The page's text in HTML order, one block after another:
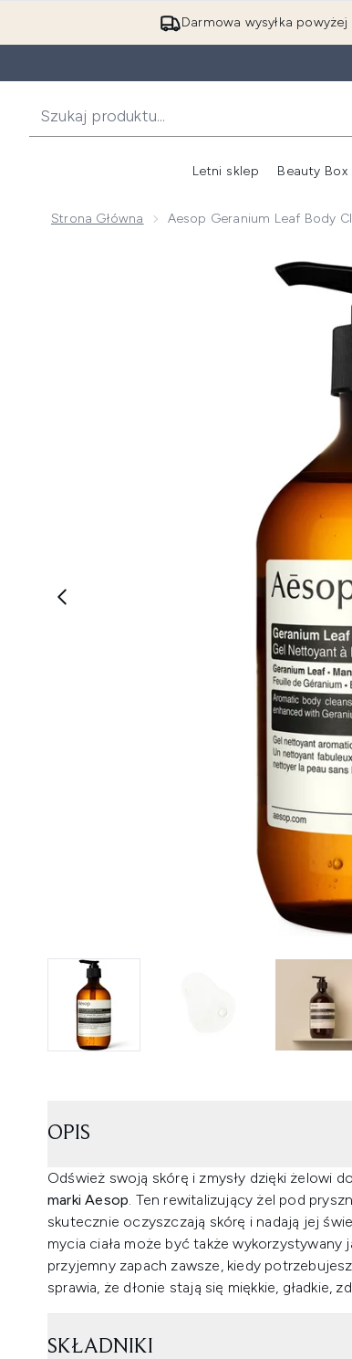
Darmowa wysyłka powyżej
Letni sklep Beauty Box
Strona Główna Aesop Geranium Leaf Body
Now showing image 1 Aesop Geranium Leaf
OPIS
Odśwież swoją skórę i zmysły dzięki żelowi
marki Aesop. Ten rewitalizujący żel pod
skutecznie oczyszczają skórę i nadają jej
mycia ciała może być także wykorzystywany
przyjemny zapach zawsze, kiedy
sprawia, że dłonie stają się miękkie, gładkie,
SKŁADNIKI